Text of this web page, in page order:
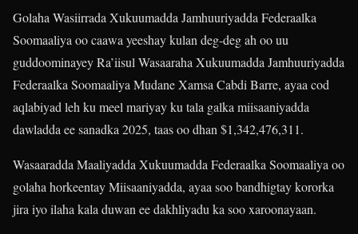
Golaha Wasiirrada Xukuumadda Jamhuuriyadda Federaalka
Soomaaliya oo caawa yeeshay kulan deg-deg ah oo uu
guddoominayey Ra’iisul Wasaaraha Xukuumadda Jamhuuriyadda
Federaalka Soomaaliya Mudane Xamsa Cabdi Barre, ayaa cod
aqlabiyad leh ku meel mariyay ku tala galka miisaaniyadda
dawladda ee sanadka 2025, taas oo dhan $1,342,476,311.
Wasaaradda Maaliyadda Xukuumadda Federaalka Soomaaliya oo
golaha horkeentay Miisaaniyadda, ayaa soo bandhigtay kororka
jira iyo ilaha kala duwan ee dakhliyadu ka soo xaroonayaan.